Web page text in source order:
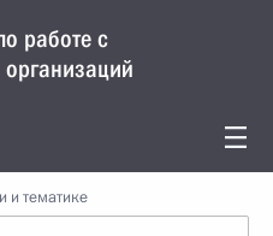
работе с
и тематике